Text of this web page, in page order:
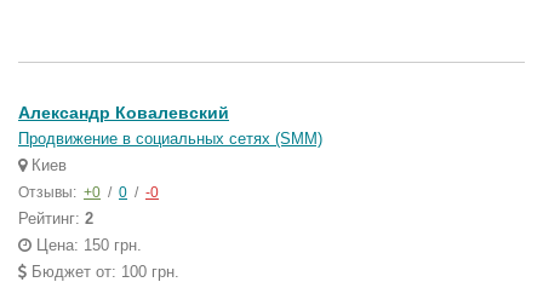
Александр Ковалевский
Продвижение в социальных сетях (SMM)
Киев
Отзывы: +0 / 0 / -0
Рейтинг: 2
Цена: 150 грн.
Бюджет от: 100 грн.